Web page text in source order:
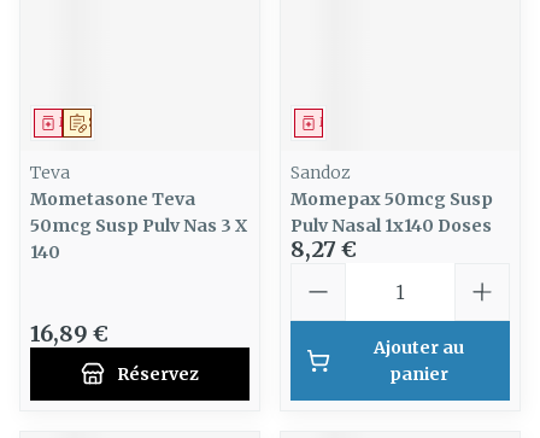
Sur prescription
Médicament
Teva
Mometasone Teva
50mcg Susp Pulv Nas 3 X
140
16,89 €
Réservez
Médicament
Sandoz
Momepax 50mcg Susp
Pulv Nasal 1x140 Doses
8,27 €
Ajouter au
panier